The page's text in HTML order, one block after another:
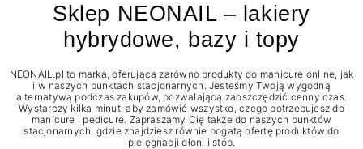
Sklep NEONAIL – lakiery
hybrydowe, bazy i topy
NEONAIL.pl to marka, oferująca zarówno produkty do manicure online, jak
i w naszych punktach stacjonarnych. Jesteśmy Twoją wygodną
alternatywą podczas zakupów, pozwalającą zaoszczędzić cenny czas.
Wystarczy kilka minut, aby zamówić wszystko, czego potrzebujesz do
manicure i pedicure. Zapraszamy Cię także do naszych punktów
stacjonarnych, gdzie znajdziesz równie bogatą ofertę produktów do
pielęgnacji dłoni i stóp.